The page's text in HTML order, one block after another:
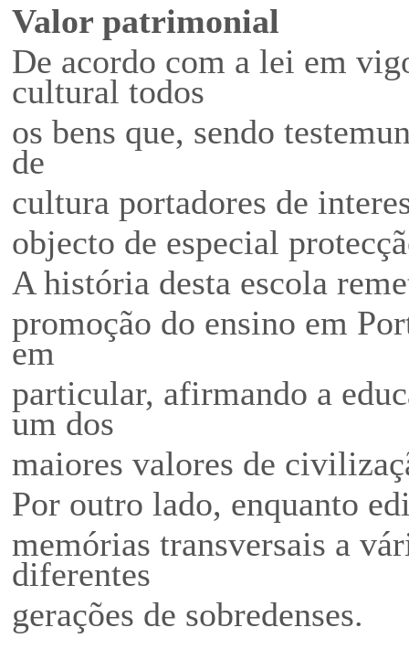
Valor patrimonial
De acordo com a lei em
cultural todos
os bens que, sendo
de
cultura portadores de
objecto de especial
A história desta escola
promoção do ensino em
em
particular, afirmando a
um dos
maiores valores de
Por outro lado, enquanto
memórias transversais a
diferentes
gerações de sobredenses.